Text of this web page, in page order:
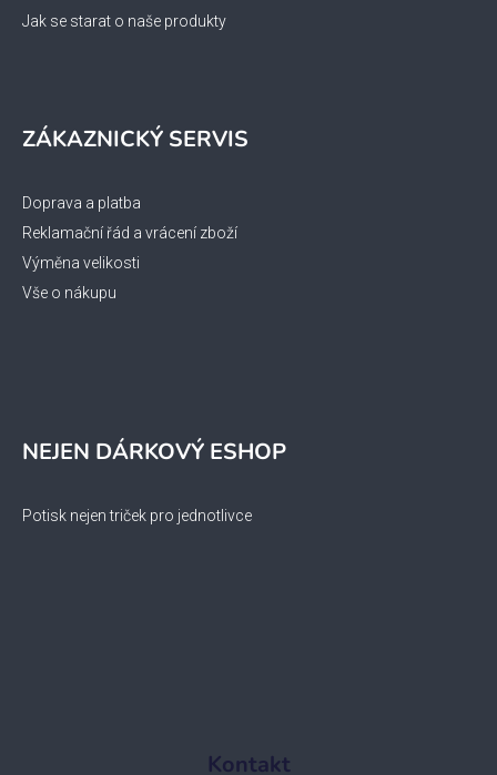
Jak se starat o naše produkty
ZÁKAZNICKÝ SERVIS
Doprava a platba
Reklamační řád a vrácení zboží
Výměna velikosti
Vše o nákupu
NEJEN DÁRKOVÝ ESHOP
Potisk nejen triček pro jednotlivce
Kontakt